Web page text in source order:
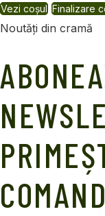
Vezi coșul Finalizare
Noutăți din cramă